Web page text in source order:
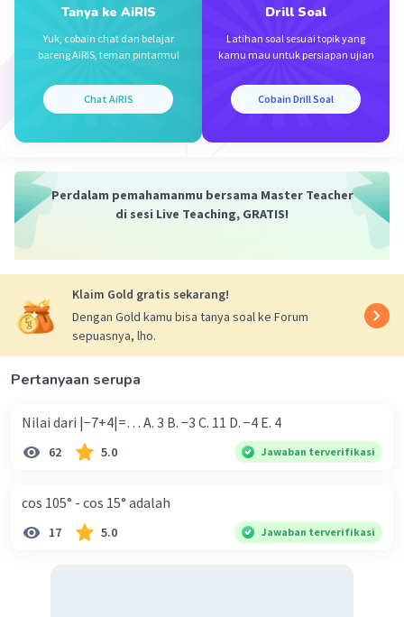
= √128
= 8√2 cm
Segitiga BPG adalah segitiga sama kaki
Beri Rating 0 Balas
Tanya ke AiRIS
Yuk, cobain chat dan belajar
bareng AiRIS, teman pintarmu!
Chat AiRIS
Drill Soal
Latihan soal sesuai topik yang
kamu mau untuk persiapan ujian
Cobain Drill Soal
Perdalam pemahamanmu bersama Master Teacher
di sesi Live Teaching, GRATIS!
Klaim Gold gratis sekarang!
Dengan Gold kamu bisa tanya soal ke Forum
sepuasnya, lho.
Pertanyaan serupa
Nilai dari |−7+4|=… A. 3 B. −3 C. 11 D. −4 E. 4
62 5.0 Jawaban terverifikasi
cos 105° - cos 15° adalah
17 5.0 Jawaban terverifikasi